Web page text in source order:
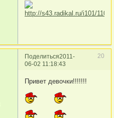
Поделиться 20
2011-
06-02 11:18:43
Привeт девочки!!!!!!!